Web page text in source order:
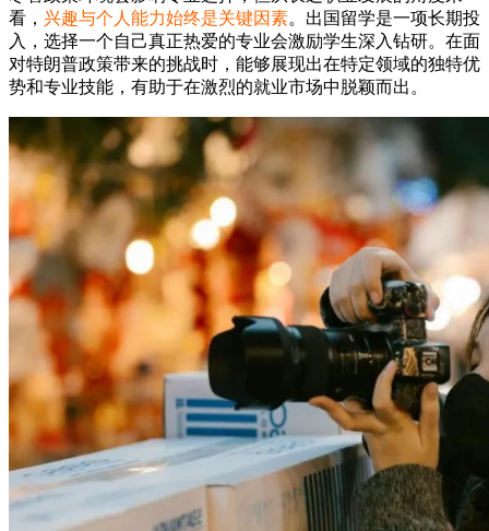
看， 兴趣与个人能力始终是关键因素。出国留学是一项长期投
入，选择一个自己真正热爱的专业会激励学生深入钻研。在面
对特朗普政策带来的挑战时，能够展现出在特定领域的独特优
势和专业技能，有助于在激烈的就业市场中脱颖而出。